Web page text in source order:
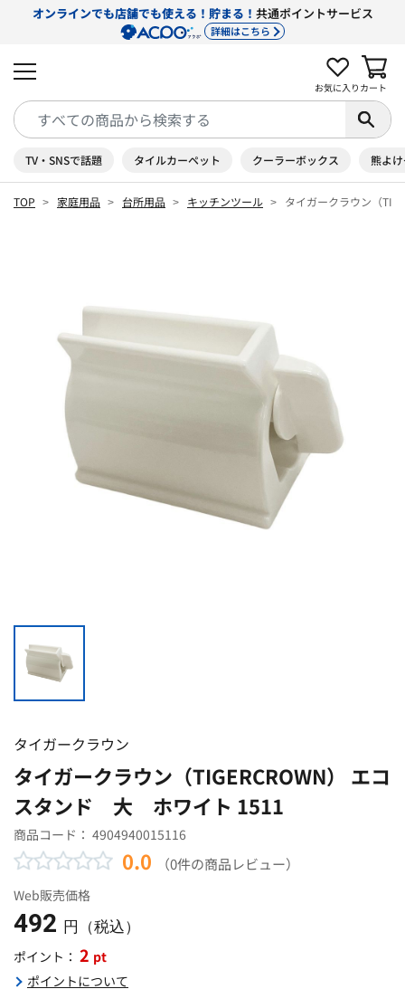
オンラインでも店舗でも使える！貯まる！ 共通ポイントサービス
詳細はこちら
お気に入り カート
TV・SNSで話題 タイルカーペット クーラーボックス 熊よ
TOP 家庭用品 台所用品 キッチンツール タイガークラウン（
タイガークラウン
タイガークラウン（TIGERCROWN） エコ
スタンド 大 ホワイト 1511
商品コード： 4904940015116
0.0 （0件の商品レビュー）
Web販売価格
492 円（税込）
ポイント： 2 pt
ポイントについて